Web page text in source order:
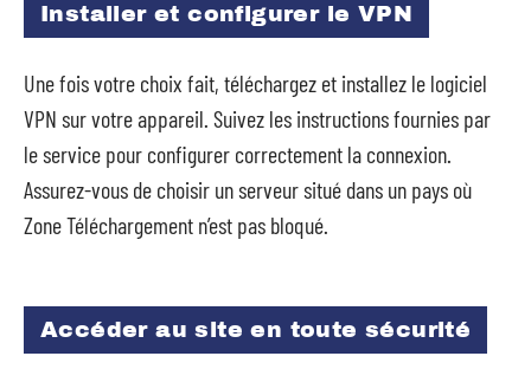
Installer et configurer le VPN
Une fois votre choix fait, téléchargez et installez le logiciel
VPN sur votre appareil. Suivez les instructions fournies par
le service pour configurer correctement la connexion.
Assurez-vous de choisir un serveur situé dans un pays où
Zone Téléchargement n’est pas bloqué.
Accéder au site en toute sécurité